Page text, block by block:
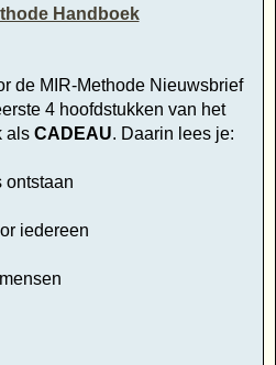
de MIR-Methode Nieuwsbrief
4 hoofdstukken van het
als CADEAU. Daarin lees je:
ontstaan
iedereen